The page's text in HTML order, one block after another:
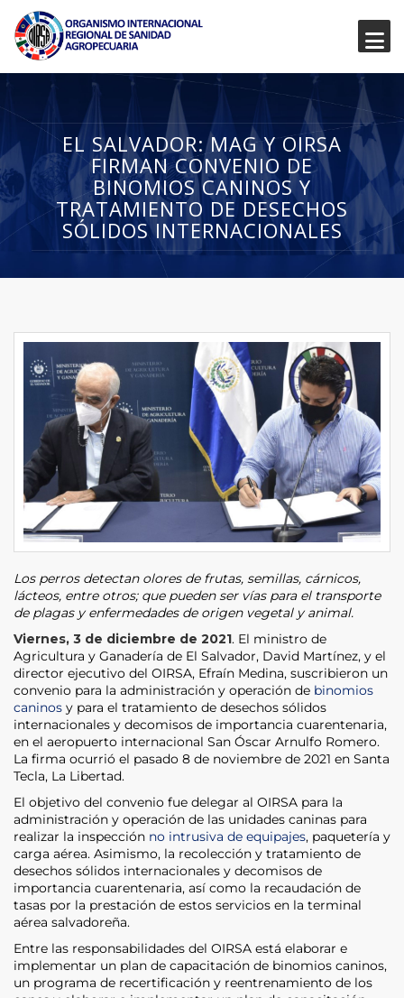
EL SALVADOR: MAG Y OIRSA
FIRMAN CONVENIO DE
BINOMIOS CANINOS Y
TRATAMIENTO DE DESECHOS
SÓLIDOS INTERNACIONALES
Los perros detectan olores de frutas, semillas, cárnicos,
lácteos, entre otros; que pueden ser vías para el transporte
de plagas y enfermedades de origen vegetal y animal.
Viernes, 3 de diciembre de 2021. El ministro de
Agricultura y Ganadería de El Salvador, David Martínez, y el
director ejecutivo del OIRSA, Efraín Medina, suscribieron un
convenio para la administración y operación de binomios
caninos y para el tratamiento de desechos sólidos
internacionales y decomisos de importancia cuarentenaria,
en el aeropuerto internacional San Óscar Arnulfo Romero.
La firma ocurrió el pasado 8 de noviembre de 2021 en Santa
Tecla, La Libertad.
El objetivo del convenio fue delegar al OIRSA para la
administración y operación de las unidades caninas para
realizar la inspección no intrusiva de equipajes, paquetería y
carga aérea. Asimismo, la recolección y tratamiento de
desechos sólidos internacionales y decomisos de
importancia cuarentenaria, así como la recaudación de
tasas por la prestación de estos servicios en la terminal
aérea salvadoreña.
Entre las responsabilidades del OIRSA está elaborar e
implementar un plan de capacitación de binomios caninos,
un programa de recertificación y reentrenamiento de los